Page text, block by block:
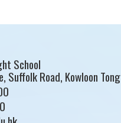
School
Suffolk Road, Kowloon Tong